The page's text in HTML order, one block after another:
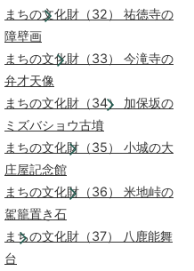
まちの文化財（32） 祐徳寺の
障壁画
まちの文化財（33） 今滝寺の
弁才天像
まちの文化財（34） 加保坂の
ミズバショウ古墳
まちの文化財（35） 小城の大
庄屋記念館
まちの文化財（36） 米地峠の
駕籠置き石
まちの文化財（37） 八鹿能舞
台